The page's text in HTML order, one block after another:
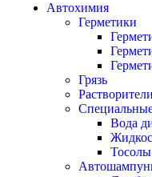
Автохимия
Герметики
Грязь
Растворители
Вода
Тосолы